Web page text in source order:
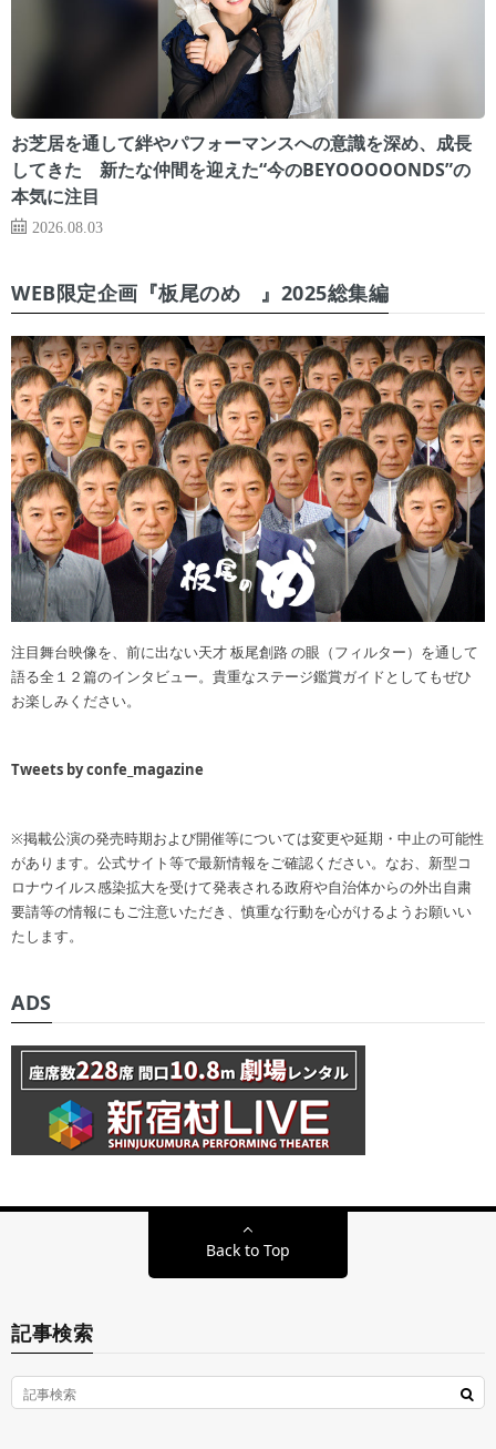
お芝居を通して絆やパフォーマンスへの意識を深め、成長
してきた 新たな仲間を迎えた“今のBEYOOOOONDS”の
本気に注目
2026.08.03
WEB限定企画『板尾のめ゙』2025総集編
注目舞台映像を、前に出ない天才 板尾創路 の眼（フィルター）を通して
語る全１２篇のインタビュー。貴重なステージ鑑賞ガイドとしてもぜひ
お楽しみください。
Tweets by confe_magazine
※掲載公演の発売時期および開催等については変更や延期・中止の可能性
があります。公式サイト等で最新情報をご確認ください。なお、新型コ
ロナウイルス感染拡大を受けて発表される政府や自治体からの外出自粛
要請等の情報にもご注意いただき、慎重な行動を心がけるようお願いい
たします。
ADS
Back to Top
記事検索